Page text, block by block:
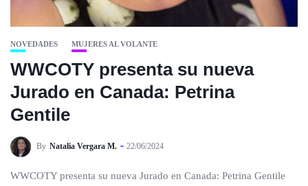
NOVEDADES MUJERES AL VOLANTE
WWCOTY presenta su nueva
Jurado en Canada: Petrina
Gentile
By Natalia Vergara M. 22/06/2024
WWCOTY presenta su nueva Jurado en Canada: Petrina Gentile